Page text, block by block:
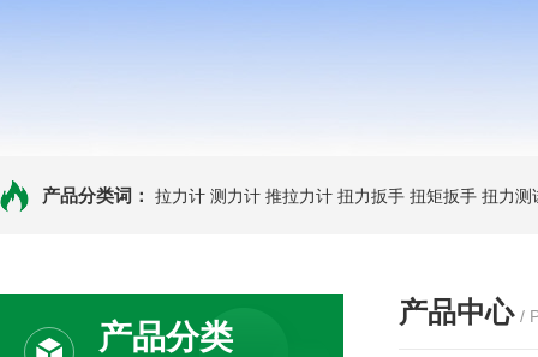
产品分类词： 拉力计 测力计 推拉力计 扭力扳手 扭矩扳手 扭力测
产品分类
产品中心 /